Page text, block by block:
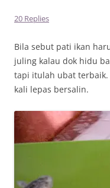
20 Replies
Bila sebut pati ikan
juling kalau dok hidu
tapi itulah ubat
kali lepas bersalin.